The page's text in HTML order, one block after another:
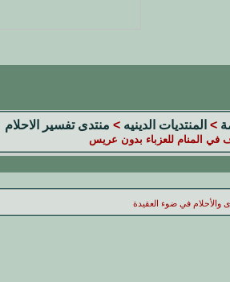
> المنتديات الدينيه > منتدى تفسير الاحلام
في المنام للعزباء بدون عريس
والأحلام في ضوء العقيدة